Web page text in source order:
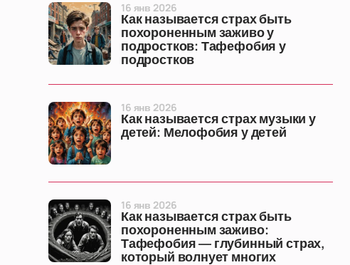
Как называется страх быть
похороненным заживо у
подростков: Тафефобия у
подростков
16 янв 2026
Как называется страх музыки у
детей: Мелофобия у детей
16 янв 2026
Как называется страх быть
похороненным заживо:
Тафефобия — глубинный страх,
который волнует многих
16 янв 2026